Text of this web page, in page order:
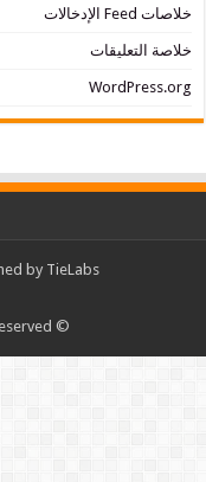
| Designed by